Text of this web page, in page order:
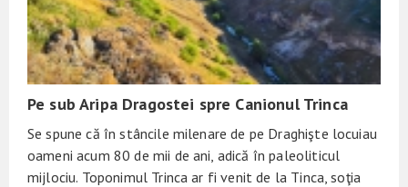
Pe sub Aripa Dragostei spre Canionul Trinca
Se spune că în stâncile milenare de pe Draghişte locuiau
oameni acum 80 de mii de ani, adică în paleoliticul
mijlociu. Toponimul Trinca ar fi venit de la Tinca, soţia